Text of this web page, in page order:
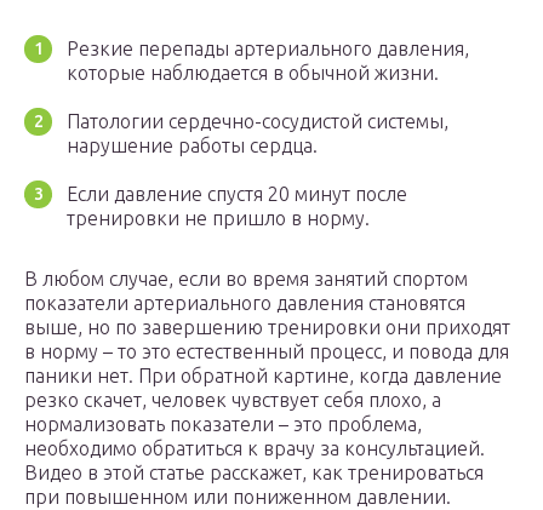
Резкие перепады артериального давления,
которые наблюдается в обычной жизни.
Патологии сердечно-сосудистой системы,
нарушение работы сердца.
Если давление спустя 20 минут после
тренировки не пришло в норму.
В любом случае, если во время занятий спортом
показатели артериального давления становятся
выше, но по завершению тренировки они приходят
в норму – то это естественный процесс, и повода для
паники нет. При обратной картине, когда давление
резко скачет, человек чувствует себя плохо, а
нормализовать показатели – это проблема,
необходимо обратиться к врачу за консультацией.
Видео в этой статье расскажет, как тренироваться
при повышенном или пониженном давлении.